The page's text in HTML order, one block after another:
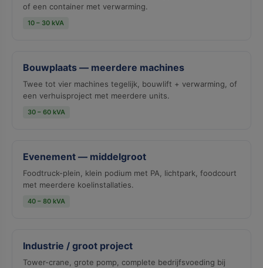
of een container met verwarming.
10 – 30 kVA
Bouwplaats — meerdere machines
Twee tot vier machines tegelijk, bouwlift + verwarming, of
een verhuisproject met meerdere units.
30 – 60 kVA
Evenement — middelgroot
Foodtruck-plein, klein podium met PA, lichtpark, foodcourt
met meerdere koelinstallaties.
40 – 80 kVA
Industrie / groot project
Tower-crane, grote pomp, complete bedrijfsvoeding bij